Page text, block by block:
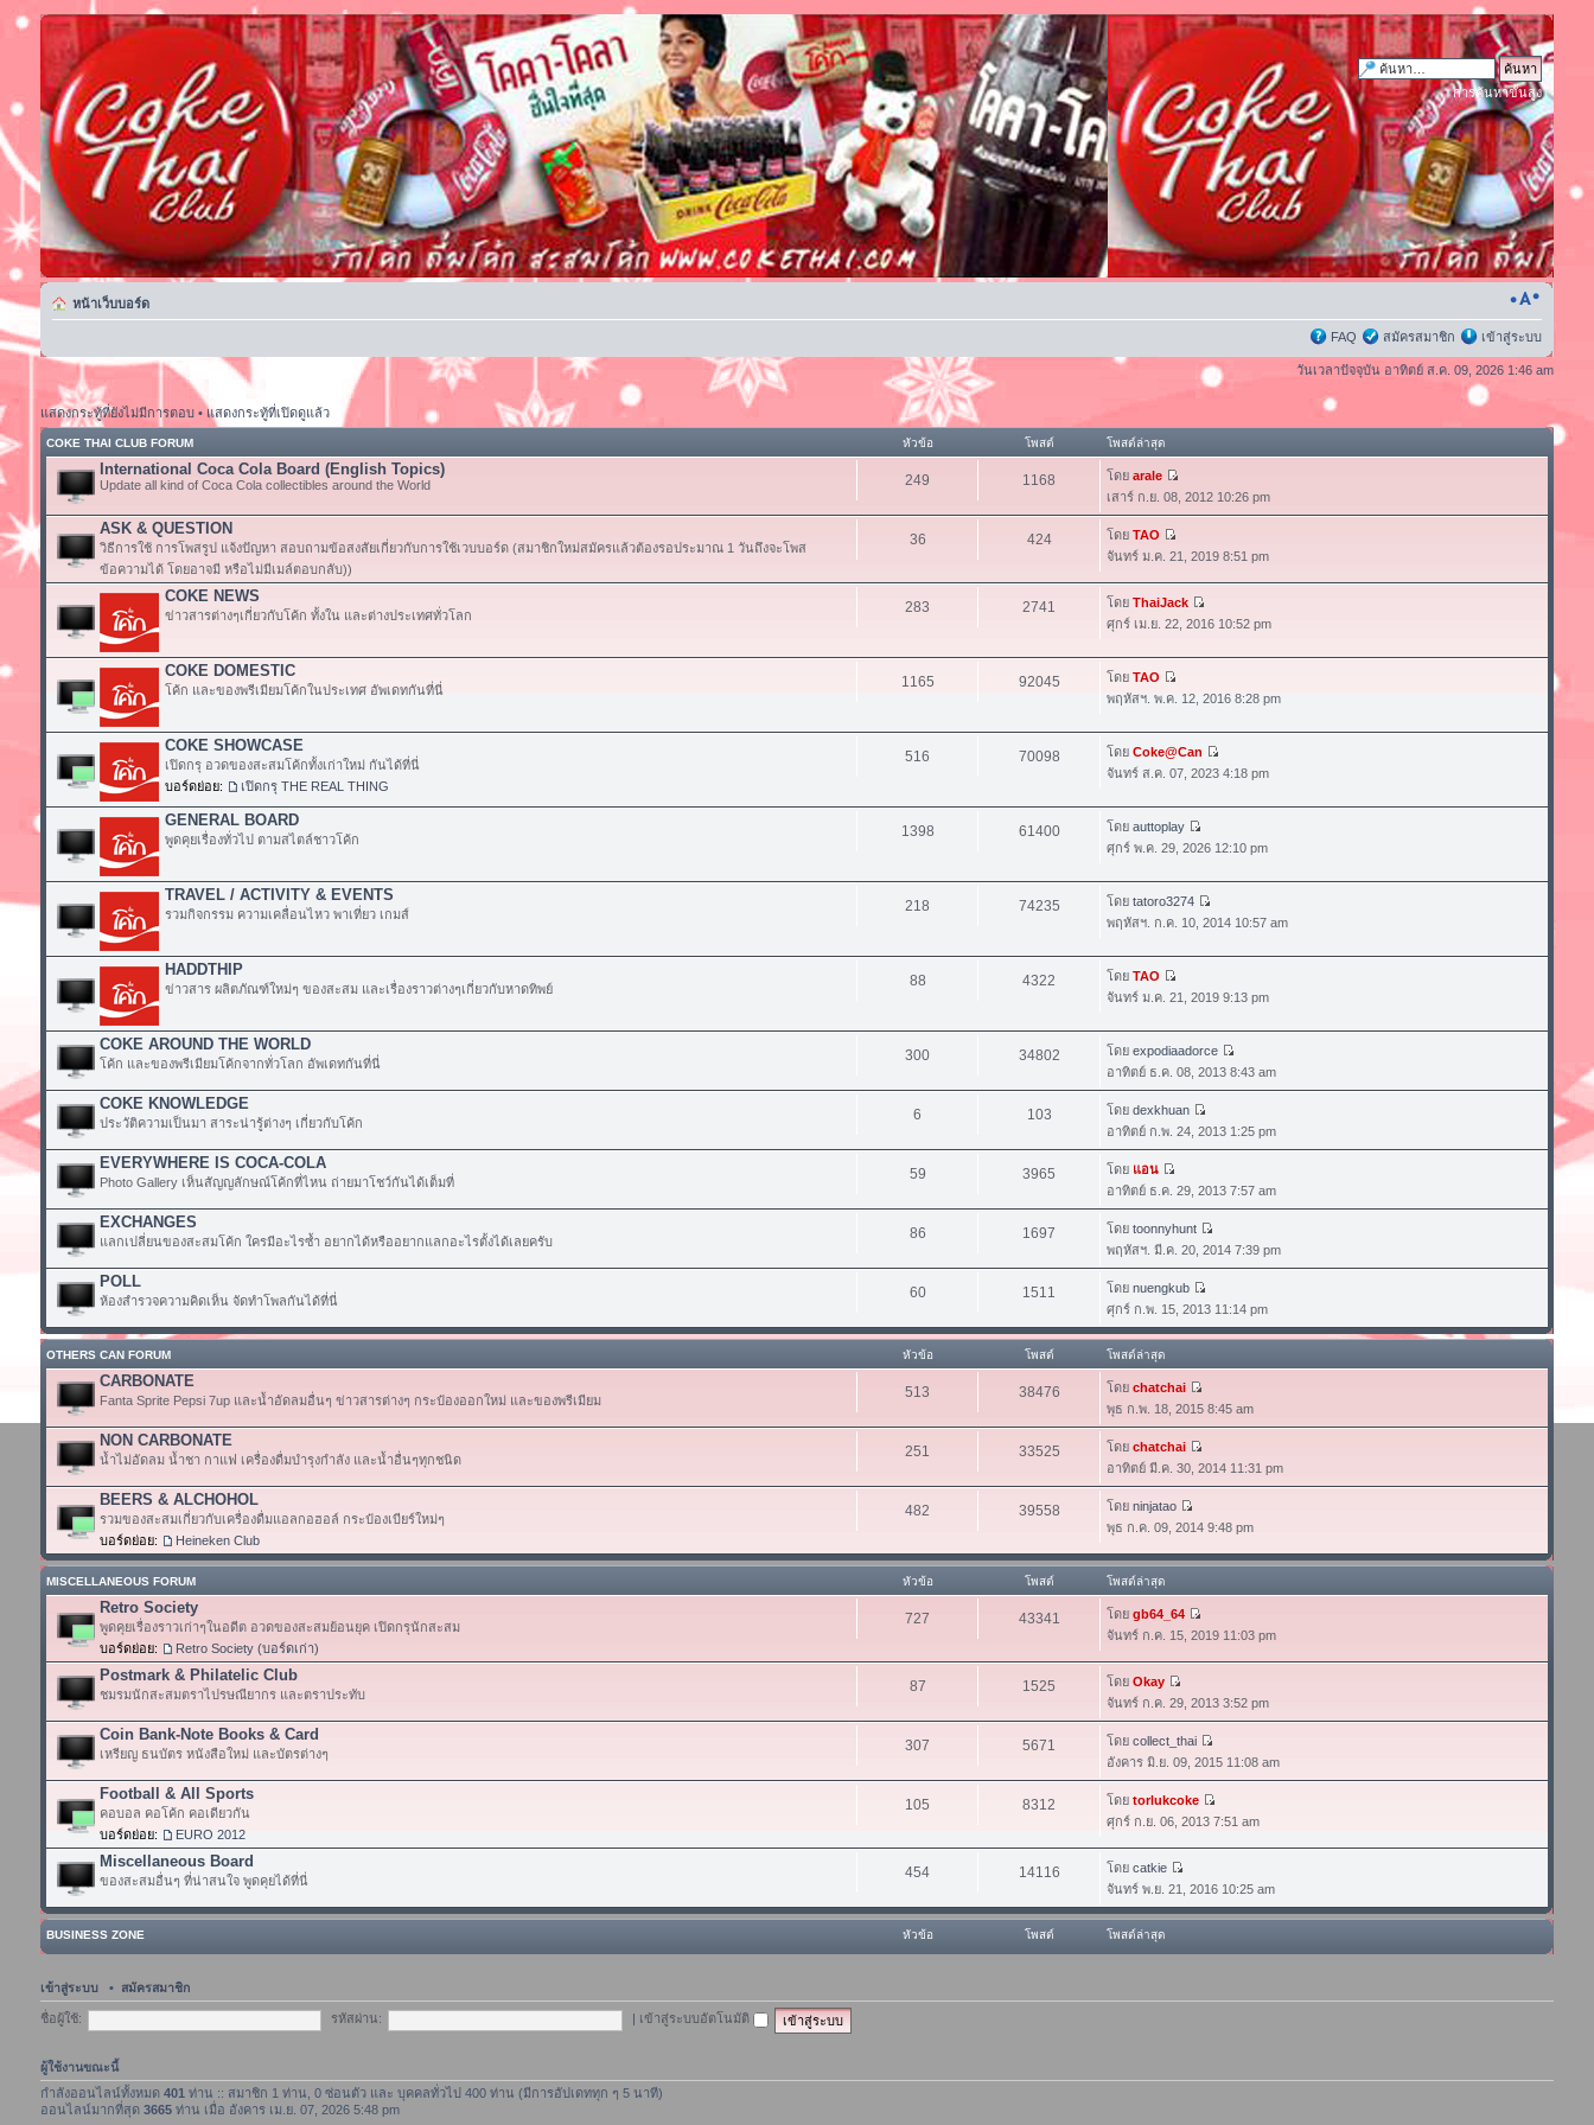
การค้นหาขั้นสูง
หน้าเว็บบอร์ด
FAQ สมัครสมาชิก เข้าสู่ระบบ
วันเวลาปัจจุบัน อาทิตย์ ส.ค. 09, 2026 1:46 am
แสดงกระทู้ที่ยังไม่มีการตอบ• แสดงกระทู้ที่เปิดดูแล้ว
COKE THAI CLUB FORUM หัวข้อ โพสต์ โพสต์ล่าสุด
International Coca Cola Board (English Topics)
Update all kind of Coca Cola collectibles around the World 249 1168 โดย arale
เสาร์ ก.ย. 08, 2012 10:26 pm
ASK & QUESTION
วิธีการใช้ การโพสรูป แจ้งปัญหา สอบถามข้อสงสัยเกี่ยวกับการใช้เวบบอร์ด (สมาชิกใหม่สมัครแล้วต้องรอประมาณ 1 วันถึงจะโพส
ข้อความได้ โดยอาจมี หรือไม่มีเมล์ตอบกลับ))
36 424 โดย TAO
จันทร์ ม.ค. 21, 2019 8:51 pm
COKE NEWS
ข่าวสารต่างๆเกี่ยวกับโค้ก ทั้งใน และต่างประเทศทั่วโลก 283 2741 โดย ThaiJack
ศุกร์ เม.ย. 22, 2016 10:52 pm
COKE DOMESTIC
โค้ก และของพรีเมียมโค้กในประเทศ อัพเดทกันที่นี่ 1165 92045 โดย TAO
พฤหัสฯ. พ.ค. 12, 2016 8:28 pm
COKE SHOWCASE
เปิดกรุ อวดของสะสมโค้กทั้งเก่าใหม่ กันได้ที่นี่
บอร์ดย่อย:
เปิดกรุ THE REAL THING
516 70098 โดย Coke@Can
จันทร์ ส.ค. 07, 2023 4:18 pm
GENERAL BOARD
พูดคุยเรื่องทั่วไป ตามสไตล์ชาวโค้ก 1398 61400 โดย auttoplay
ศุกร์ พ.ค. 29, 2026 12:10 pm
TRAVEL / ACTIVITY & EVENTS
รวมกิจกรรม ความเคลื่อนไหว พาเที่ยว เกมส์ 218 74235 โดย tatoro3274
พฤหัสฯ. ก.ค. 10, 2014 10:57 am
HADDTHIP
ข่าวสาร ผลิตภัณฑ์ใหม่ๆ ของสะสม และเรื่องราวต่างๆเกี่ยวกับหาดทิพย์ 88 4322 โดย TAO
จันทร์ ม.ค. 21, 2019 9:13 pm
COKE AROUND THE WORLD
โค้ก และของพรีเมียมโค้กจากทั่วโลก อัพเดทกันที่นี่ 300 34802 โดย expodiaadorce
อาทิตย์ ธ.ค. 08, 2013 8:43 am
COKE KNOWLEDGE
ประวัติความเป็นมา สาระน่ารู้ต่างๆ เกี่ยวกับโค้ก 6 103 โดย dexkhuan
อาทิตย์ ก.พ. 24, 2013 1:25 pm
EVERYWHERE IS COCA-COLA
Photo Gallery เห็นสัญญลักษณ์โค้กที่ไหน ถ่ายมาโชว์กันได้เต็มที่ 59 3965 โดย แอน
อาทิตย์ ธ.ค. 29, 2013 7:57 am
EXCHANGES
แลกเปลี่ยนของสะสมโค้ก ใครมีอะไรซ้ำ อยากได้หรืออยากแลกอะไรตั้งได้เลยครับ 86 1697 โดย toonnyhunt
พฤหัสฯ. มี.ค. 20, 2014 7:39 pm
POLL
ห้องสำรวจความคิดเห็น จัดทำโพลกันได้ที่นี่ 60 1511 โดย nuengkub
ศุกร์ ก.พ. 15, 2013 11:14 pm
OTHERS CAN FORUM หัวข้อ โพสต์ โพสต์ล่าสุด
CARBONATE
Fanta Sprite Pepsi 7up และน้ำอัดลมอื่นๆ ข่าวสารต่างๆ กระป๋องออกใหม่ และของพรีเมียม 513 38476 โดย chatchai
พุธ ก.พ. 18, 2015 8:45 am
NON CARBONATE
น้ำไม่อัดลม น้ำชา กาแฟ เครื่องดื่มบำรุงกำลัง และน้ำอื่นๆทุกชนิด 251 33525 โดย chatchai
อาทิตย์ มี.ค. 30, 2014 11:31 pm
BEERS & ALCHOHOL
รวมของสะสมเกี่ยวกับเครื่องดื่มแอลกอฮอล์ กระป๋องเบียร์ใหม่ๆ
บอร์ดย่อย:
Heineken Club
482 39558 โดย ninjatao
พุธ ก.ค. 09, 2014 9:48 pm
MISCELLANEOUS FORUM หัวข้อ โพสต์ โพสต์ล่าสุด
Retro Society
พูดคุยเรื่องราวเก่าๆในอดีต อวดของสะสมย้อนยุค เปิดกรุนักสะสม
บอร์ดย่อย:
Retro Society (บอร์ดเก่า)
727 43341 โดย gb64_64
จันทร์ ก.ค. 15, 2019 11:03 pm
Postmark & Philatelic Club
ชมรมนักสะสมตราไปรษณียากร และตราประทับ 87 1525 โดย Okay
จันทร์ ก.ค. 29, 2013 3:52 pm
Coin Bank-Note Books & Card
เหรียญ ธนบัตร หนังสือใหม่ และบัตรต่างๆ 307 5671 โดย collect_thai
อังคาร มิ.ย. 09, 2015 11:08 am
Football & All Sports
คอบอล คอโค้ก คอเดียวกัน
บอร์ดย่อย:
EURO 2012
105 8312 โดย torlukcoke
ศุกร์ ก.ย. 06, 2013 7:51 am
Miscellaneous Board
ของสะสมอื่นๆ ที่น่าสนใจ พูดคุยได้ที่นี่ 454 14116 โดย catkie
จันทร์ พ.ย. 21, 2016 10:25 am
BUSINESS ZONE หัวข้อ โพสต์ โพสต์ล่าสุด
เข้าสู่ระบบ • สมัครสมาชิก
ชื่อผู้ใช้: รหัสผ่าน: เข้าสู่ระบบอัตโนมัติ
ผู้ใช้งานขณะนี้
กำลังออนไลน์ทั้งหมด 401 ท่าน :: สมาชิก 1 ท่าน, 0 ซ่อนตัว และ บุคคลทั่วไป 400 ท่าน (มีการอัปเดททุก ๆ 5 นาที)
ออนไลน์มากที่สุด 3665ท่าน เมื่อ อังคาร เม.ย. 07, 2026 5:48 pm